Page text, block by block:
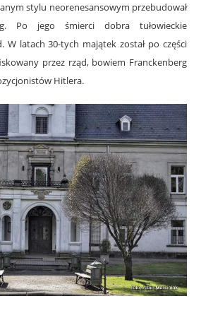
stylu neorenesansowym przebudował
Po jego śmierci dobra tułowieckie
W latach 30-tych majątek został po części
przez rząd, bowiem Franckenberg
Hitlera.